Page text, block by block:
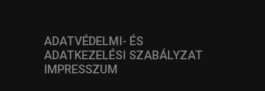
ADATVÉDELMI- ÉS
ADATKEZELÉSI SZABÁLYZAT
IMPRESSZUM